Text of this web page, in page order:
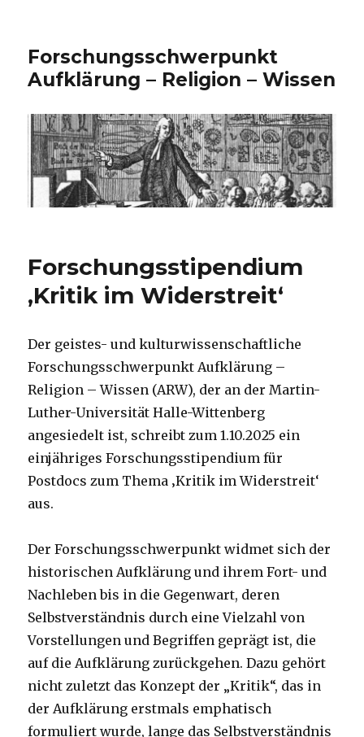
Forschungsschwerpunkt
Aufklärung – Religion – Wissen
Forschungsstipendium
‚Kritik im Widerstreit‘
Der geistes- und kulturwissenschaftliche
Forschungsschwerpunkt Aufklärung –
Religion – Wissen (ARW), der an der Martin-
Luther-Universität Halle-Wittenberg
angesiedelt ist, schreibt zum 1.10.2025 ein
einjähriges Forschungsstipendium für
Postdocs zum Thema ‚Kritik im Widerstreit‘
aus.
Der Forschungsschwerpunkt widmet sich der
historischen Aufklärung und ihrem Fort- und
Nachleben bis in die Gegenwart, deren
Selbstverständnis durch eine Vielzahl von
Vorstellungen und Begriffen geprägt ist, die
auf die Aufklärung zurückgehen. Dazu gehört
nicht zuletzt das Konzept der „Kritik“, das in
der Aufklärung erstmals emphatisch
formuliert wurde, lange das Selbstverständnis